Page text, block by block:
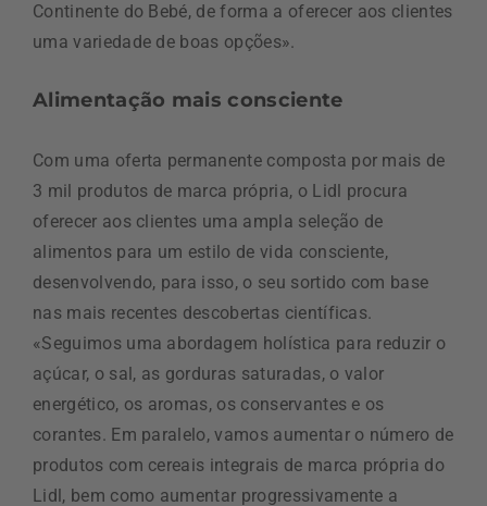
Continente do Bebé, de forma a oferecer aos clientes
uma variedade de boas opções».
Alimentação mais consciente
Com uma oferta permanente composta por mais de
3 mil produtos de marca própria, o Lidl procura
oferecer aos clientes uma ampla seleção de
alimentos para um estilo de vida consciente,
desenvolvendo, para isso, o seu sortido com base
nas mais recentes descobertas científicas.
«Seguimos uma abordagem holística para reduzir o
açúcar, o sal, as gorduras saturadas, o valor
energético, os aromas, os conservantes e os
corantes. Em paralelo, vamos aumentar o número de
produtos com cereais integrais de marca própria do
Lidl, bem como aumentar progressivamente a